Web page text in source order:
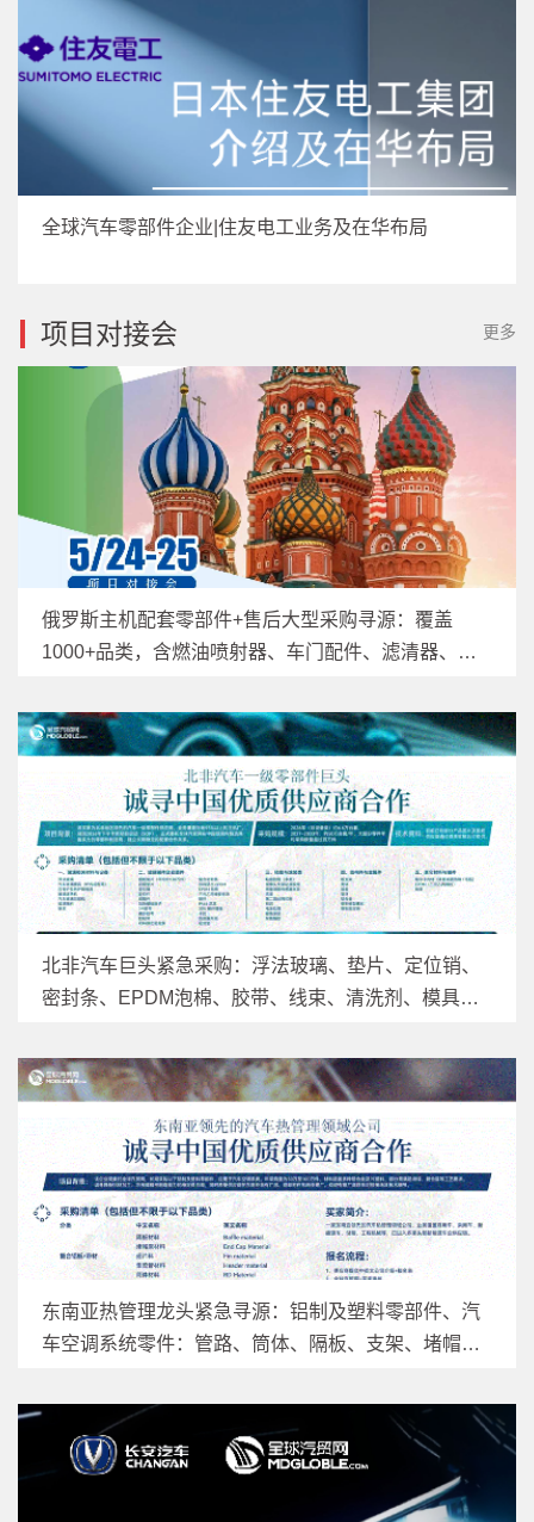
全球汽车零部件企业|住友电工业务及在华布局
项目对接会 更多
俄罗斯主机配套零部件+售后大型采购寻源：覆盖
1000+品类，含燃油喷射器、车门配件、滤清器、制
北非汽车巨头紧急采购：浮法玻璃、垫片、定位销、
密封条、EPDM泡棉、胶带、线束、清洗剂、模具、
东南亚热管理龙头紧急寻源：铝制及塑料零部件、汽
车空调系统零件：管路、筒体、隔板、支架、堵帽等|